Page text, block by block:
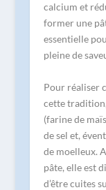
calcium et
former une
essentielle
pleine de
Pour réaliser
cette
(farine de
de sel et,
de moelleux.
pâte, elle est
d’être cuites